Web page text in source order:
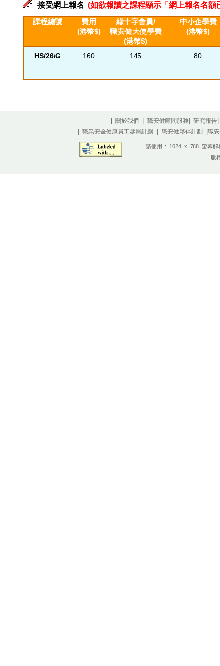
接受網上報名 (如欲報讀之課程顯示「網上報名名
課程編號
費用
(港幣$)
綠十字會員/
職安健大使學費
(港幣$)
中小企學費
(港幣$)
HS/26/G 160 145 80
| 關於我們| 職安健顧問服務 研究報告
職業安全健康員工參與計劃 職安健夥伴計劃 職
請使用 : 1024 x 768 螢幕解
版